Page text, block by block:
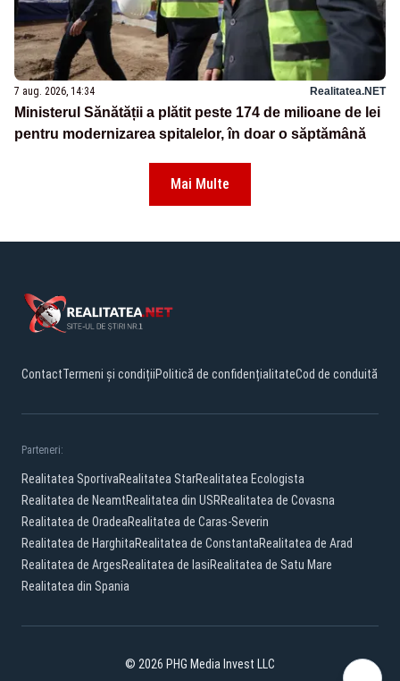
7 aug. 2026, 14:34 Realitatea.NET
Ministerul Sănătății a plătit peste 174 de milioane de lei
pentru modernizarea spitalelor, în doar o săptămână
Mai Multe
ContactTermeni și condițiiPolitică de confidențialitateCod de conduită
Parteneri:
Realitatea SportivaRealitatea StarRealitatea Ecologista
Realitatea de NeamtRealitatea din USRRealitatea de Covasna
Realitatea de OradeaRealitatea de Caras-Severin
Realitatea de HarghitaRealitatea de ConstantaRealitatea de Arad
Realitatea de ArgesRealitatea de IasiRealitatea de Satu Mare
Realitatea din Spania
© 2026 PHG Media Invest LLC